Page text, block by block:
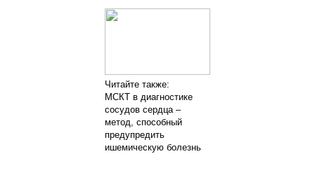
Читайте также:
МСКТ в диагностике
сосудов сердца –
метод, способный
предупредить
ишемическую болезнь